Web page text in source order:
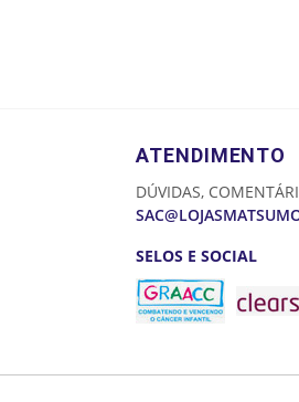
ATENDIMENTO
DÚVIDAS,
SELOS E SOCIAL